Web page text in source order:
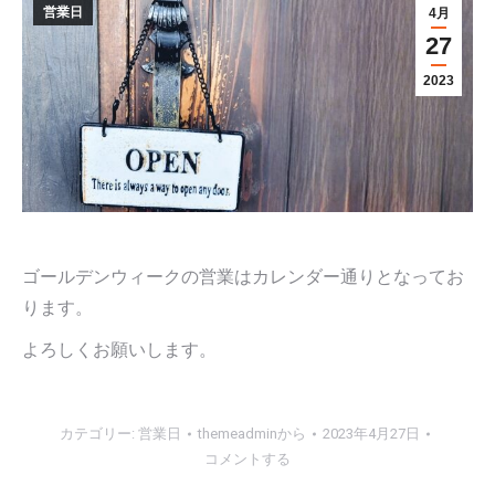
4月
27
2023
営業日
ゴールデンウィークの営業はカレンダー通りとなってお
ります。
よろしくお願いします。
カテゴリー: 営業日 themeadminから
2023年4月27日
コメントする